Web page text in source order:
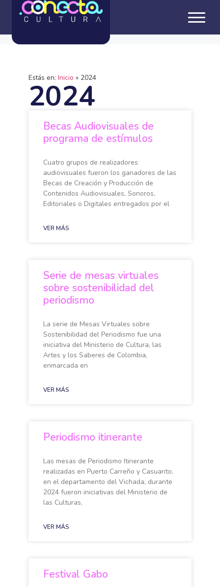
Estás en: Inicio » 2024
2024
Becas Audiovisuales de
programa de estímulos
Cuatro grupos de realizadores
audiovisuales fueron los ganadores de las
Becas de Creación y Producción de
Contenidos Audiovisuales, Sonoros,
Editoriales o Digitales entregados por el
VER MÁS
Serie de mesas virtuales
sobre sostenibilidad del
periodismo
La serie de Mesas Virtuales sobre
Sostenibilidad del Periodismo fue una
iniciativa del Ministerio de Cultura, las
Artes y los Saberes de Colombia,
enmarcada en
VER MÁS
Periodismo itinerante
Las mesas de Periodismo Itinerante
realizadas en Puerto Carreño y Casuarito,
en el departamento del Vichada, durante
2024 fueron iniciativas del Ministerio de
las Culturas,
VER MÁS
Festival Gabo